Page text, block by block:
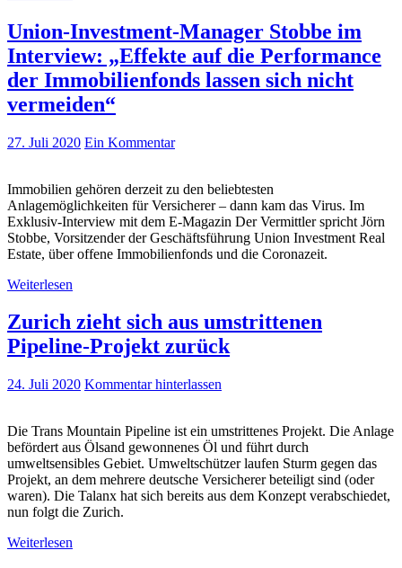
Union-Investment-Manager Stobbe im
Interview: „Effekte auf die Performance
der Immobilienfonds lassen sich nicht
vermeiden“
27. Juli 2020 Ein Kommentar
Immobilien gehören derzeit zu den beliebtesten
Anlagemöglichkeiten für Versicherer – dann kam das Virus. Im
Exklusiv-Interview mit dem E-Magazin Der Vermittler spricht Jörn
Stobbe, Vorsitzender der Geschäftsführung Union Investment Real
Estate, über offene Immobilienfonds und die Coronazeit.
Weiterlesen
Zurich zieht sich aus umstrittenen
Pipeline-Projekt zurück
24. Juli 2020 Kommentar hinterlassen
Die Trans Mountain Pipeline ist ein umstrittenes Projekt. Die Anlage
befördert aus Ölsand gewonnenes Öl und führt durch
umweltsensibles Gebiet. Umweltschützer laufen Sturm gegen das
Projekt, an dem mehrere deutsche Versicherer beteiligt sind (oder
waren). Die Talanx hat sich bereits aus dem Konzept verabschiedet,
nun folgt die Zurich.
Weiterlesen